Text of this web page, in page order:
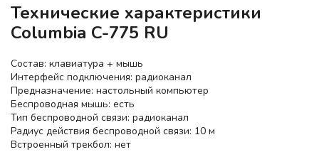
Технические характеристики
Columbia C-775 RU
Состав: клавиатура + мышь
Интерфейс подключения: радиоканал
Предназначение: настольный компьютер
Беспроводная мышь: есть
Тип беспроводной связи: радиоканал
Радиус действия беспроводной связи: 10 м
Встроенный трекбол: нет